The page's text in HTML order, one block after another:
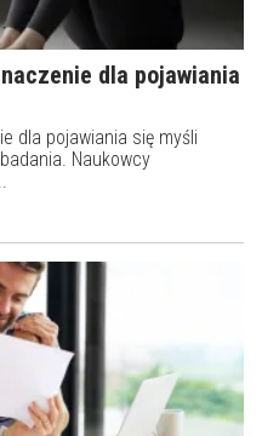
dla pojawiania
dla pojawiania się myśli
Naukowcy